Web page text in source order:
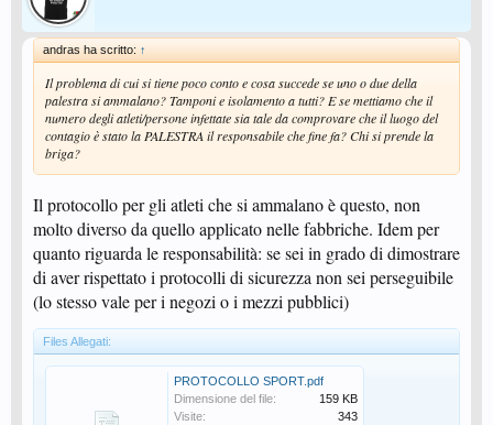
andras ha scritto: ↑
Il problema di cui si tiene poco conto e cosa succede se uno o due della
palestra si ammalano? Tamponi e isolamento a tutti? E se mettiamo che il
numero degli atleti/persone infettate sia tale da comprovare che il luogo del
contagio è stato la PALESTRA il responsabile che fine fa? Chi si prende la
briga?
Il protocollo per gli atleti che si ammalano è questo, non
molto diverso da quello applicato nelle fabbriche. Idem per
quanto riguarda le responsabilità: se sei in grado di dimostrare
di aver rispettato i protocolli di sicurezza non sei perseguibile
(lo stesso vale per i negozi o i mezzi pubblici)
Files Allegati:
PROTOCOLLO SPORT.pdf
Dimensione del file:
159 KB
Visite:
343